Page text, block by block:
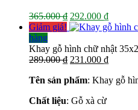
365.000₫ Giá
gốc
365.000 ₫.
292.000 ₫Giá
hiện
là:
292.000
Giảm giá!
hàng
Khay gỗ hình chữ nhật
289.000₫ Giá
là:
231.000 ₫Giá
tại
Tên sản phẩm: Khay gỗ
Chất liệu: Gỗ xà cừ